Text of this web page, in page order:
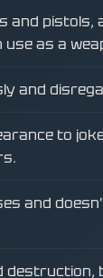
and pistols,
as a
and
to
and
destruction,